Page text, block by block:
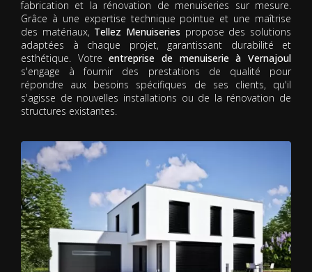
fabrication et la rénovation de menuiseries sur mesure.
Grâce à une expertise technique pointue et une maîtrise
des matériaux, Tellez Menuiseries propose des solutions
adaptées à chaque projet, garantissant durabilité et
esthétique. Votreentreprise de menuiserie à Vernajoul
s'engage à fournir des prestations de qualité pour
répondre aux besoins spécifiques de ses clients, qu'il
s'agisse de nouvelles installations ou de la rénovation de
structures existantes.